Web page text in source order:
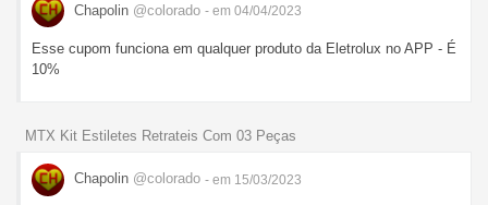
Chapolin @colorado - em 04/04/2023
Esse cupom funciona em qualquer produto da Eletrolux no APP - É
10%
MTX Kit Estiletes Retrateis Com 03 Peças
Chapolin @colorado - em 15/03/2023